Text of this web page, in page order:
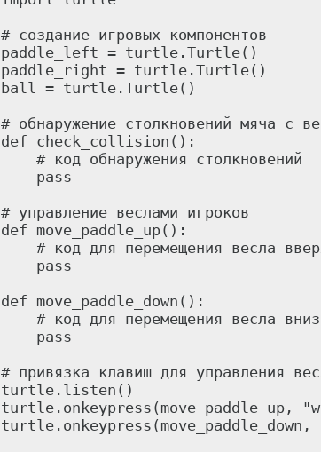
# создание игровых компонентов
paddle_left = turtle.Turtle()
paddle_right = turtle.Turtle()
ball = turtle.Turtle()
# обнаружение столкновений мяча с
def check_collision():
    # код обнаружения столкновений
    pass
# управление веслами игроков
def move_paddle_up():
# код для перемещения весла
    pass
def move_paddle_down():
    # код для перемещения весла вниз
    pass
# привязка клавиш для управления
turtle.listen()
turtle.onkeypress(move_paddle_up,